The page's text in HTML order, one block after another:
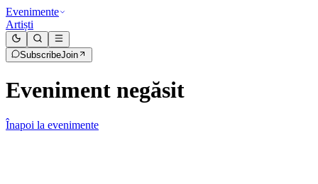
Evenimente
Artiști
SubscribeJoin
Eveniment negăsit
Înapoi la evenimente